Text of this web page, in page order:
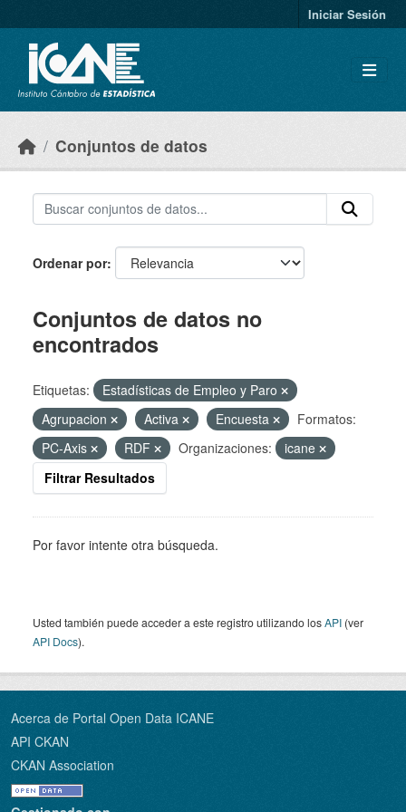
Iniciar Sesión
Conjuntos de datos
Ordenar por
Conjuntos de datos no
encontrados
Etiquetas:
Estadísticas de Empleo y Paro
Agrupacion
Activa Encuesta
Formatos:
PC-Axis
RDF Organizaciones:
icane
Filtrar Resultados
Por favor intente otra búsqueda.
Usted también puede acceder a este registro utilizando losAPI (ver
API Docs).
Acerca de Portal Open Data ICANE
API CKAN
CKAN Association